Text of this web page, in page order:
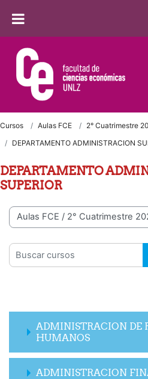
Cursos Aulas FCE
2° Cuatrimestre
DEPARTAMENTO ADMINISTRACION
DEPARTAMENTO
SUPERIOR
Categorías
Buscar cursos
ADMINISTRACION DE
HUMANOS
ADMINISTRACION